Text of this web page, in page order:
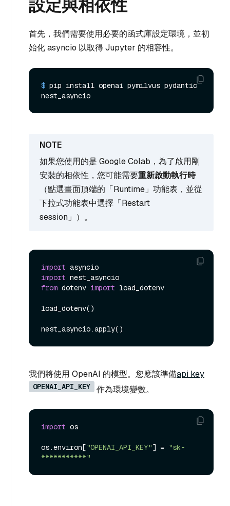
設定與相依性
首先，我們需要使用必要的函式庫設定環境，並初
始化 asyncio 以取得 Jupyter 的相容性。
$ pip install openai pymilvus pydantic
nest_asyncio
如果您使用的是 Google Colab，為了啟用剛
安裝的相依性，您可能需要重新啟動執行時
（點選畫面頂端的「Runtime」功能表，並從
下拉式功能表中選擇「Restart
session」）。
import
import
from dotenv import load_dotenv
load_dotenv()
我們將使用 OpenAI 的模型。您應該準備api key
OPENAI_API_KEY 作為環境變數。
import os
os.environ["OPENAI_API_KEY"] =
"sk-
***********"